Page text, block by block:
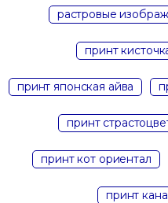
растровые
принт
принт японская айва
принт
принт кот ориентал
принт